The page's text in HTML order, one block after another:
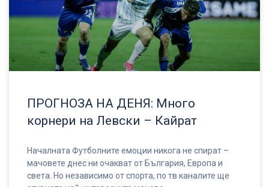
ПРОГНОЗА НА ДЕНЯ: Много
корнери на Левски – Кайрат
Началната Футболните емоции никога не спират –
мачовете днес ни очакват от България, Европа и
света. Но независимо от спорта, по тв каналите ще